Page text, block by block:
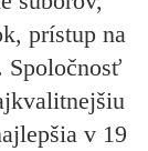
prístup na
Spoločnosť
v 19